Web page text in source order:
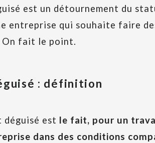
est un détournement du
entreprise qui souhaite faire
On fait le point.
: définition
est le fait, pour un
dans des conditions